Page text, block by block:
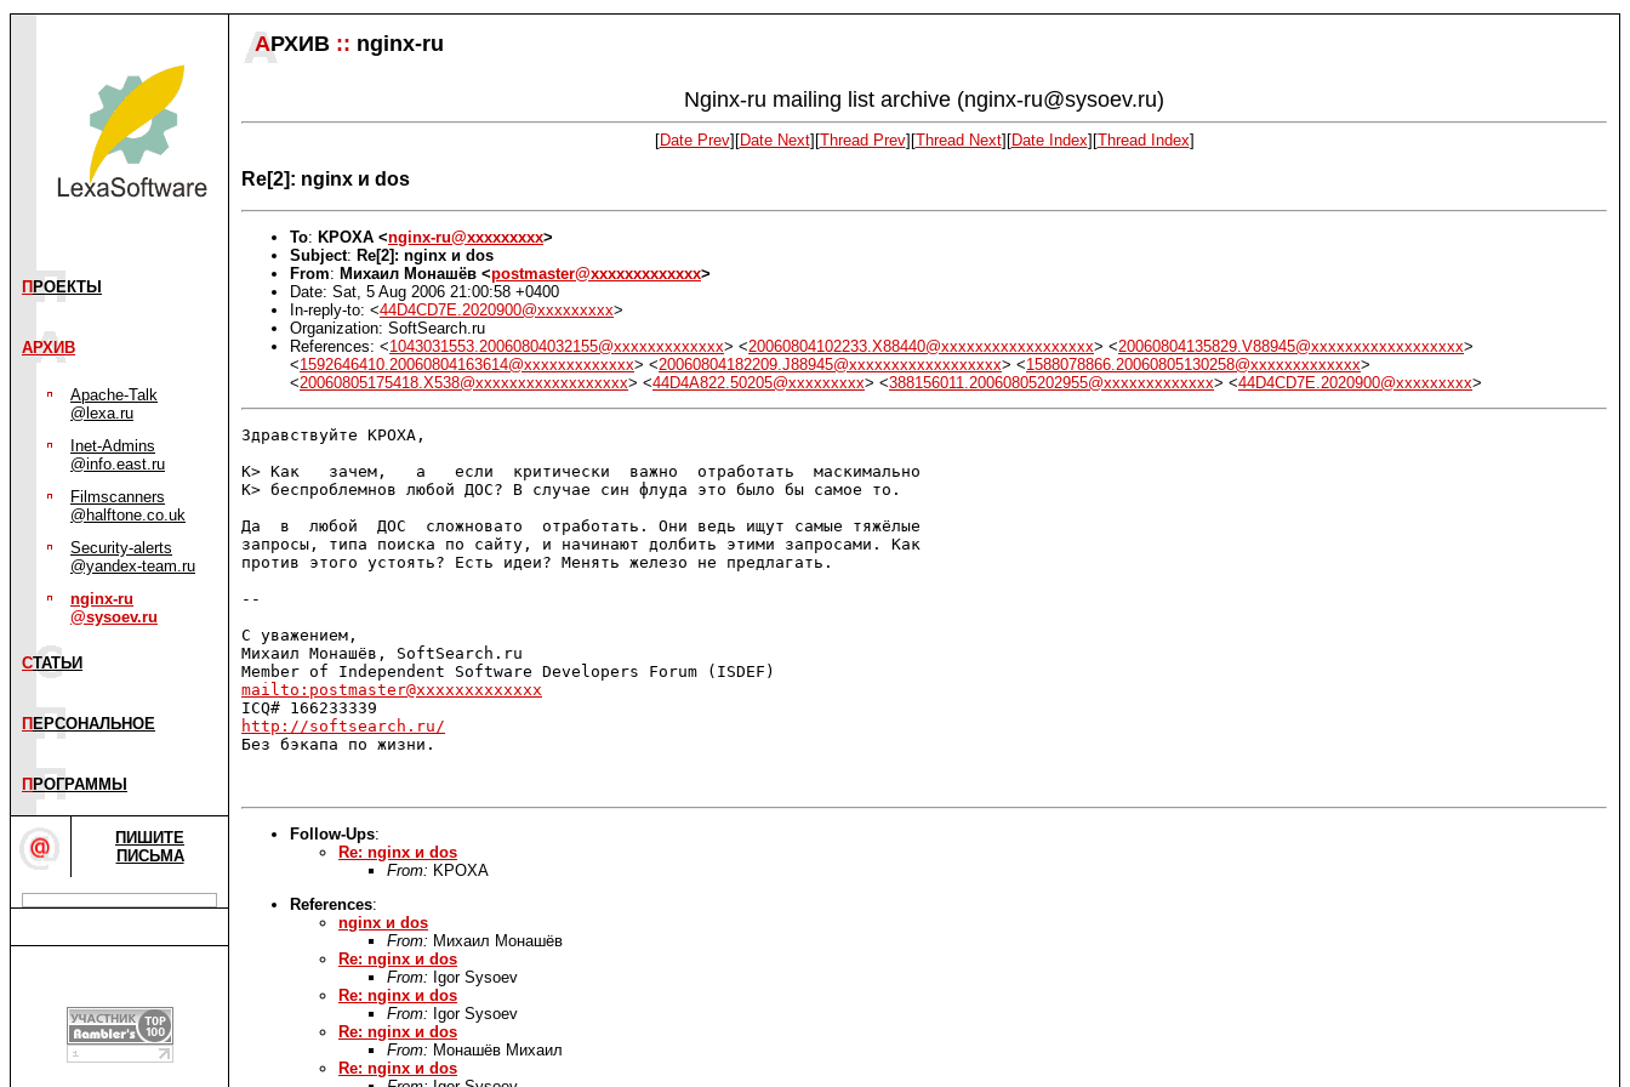
П РОЕКТЫ
АРХИВ
Apache-Talk
@lexa.ru
Inet-Admins
@info.east.ru
Filmscanners
@halftone.co.uk
Security-alerts
@yandex-team.ru
nginx-ru
@sysoev.ru
СТАТЬИ
П ЕРСОНАЛЬНОЕ
П РОГРАММЫ
ПИШИТЕ
ПИСЬМА
АРХИВ :: nginx-ru
Nginx-ru mailing list archive (nginx-ru@sysoev.ru)
[Date Prev][Date Next][Thread Prev][Thread Next][Date Index][Thread Index]
Re[2]: nginx и dos
To: KPOXA <nginx-ru@xxxxxxxxx>
Subject: Re[2]: nginx и dos
From: Михаил Монашёв <postmaster@xxxxxxxxxxxxx>
Date: Sat, 5 Aug 2006 21:00:58 +0400
In-reply-to: <44D4CD7E.2020900@xxxxxxxxx>
Organization: SoftSearch.ru
References: <1043031553.20060804032155@xxxxxxxxxxxxx> <20060804102233.X88440@xxxxxxxxxxxxxxxxxx> <20060804135829.V88945@xxxxxxxxxxxxxxxxxx>
<1592646410.20060804163614@xxxxxxxxxxxxx> <20060804182209.J88945@xxxxxxxxxxxxxxxxxx> <1588078866.20060805130258@xxxxxxxxxxxxx>
<20060805175418.X538@xxxxxxxxxxxxxxxxxx> <44D4A822.50205@xxxxxxxxx> <388156011.20060805202955@xxxxxxxxxxxxx> <44D4CD7E.2020900@xxxxxxxxx>
Здравствуйте KPOXA,
K> Как   зачем,   а   если  критически  важно  отработать  маскимально
K> беспроблемнов любой ДОС? В случае син флуда это было бы самое то.
Да  в  любой  ДОС  сложновато  отработать. Они ведь ищут самые тяжёлые
запросы, типа поиска по сайту, и начинают долбить этими запросами. Как
против этого устоять? Есть идеи? Менять железо не предлагать.
--
С уважением,
Михаил Монашёв, SoftSearch.ru
mailto:postmaster@xxxxxxxxxxxxx
http://softsearch.ru/
Без бэкапа по жизни.
Follow-Ups:
Re: nginx и dos
From: KPOXA
References:
nginx и dos
From: Михаил Монашёв
Re: nginx и dos
From: Igor Sysoev
Re: nginx и dos
From: Igor Sysoev
Re: nginx и dos
From: Монашёв Михаил
Re: nginx и dos